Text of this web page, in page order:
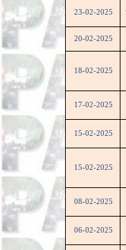
23-02-2025
20-02-2025
18-02-2025
17-02-2025
15-02-2025
15-02-2025
08-02-2025
06-02-2025